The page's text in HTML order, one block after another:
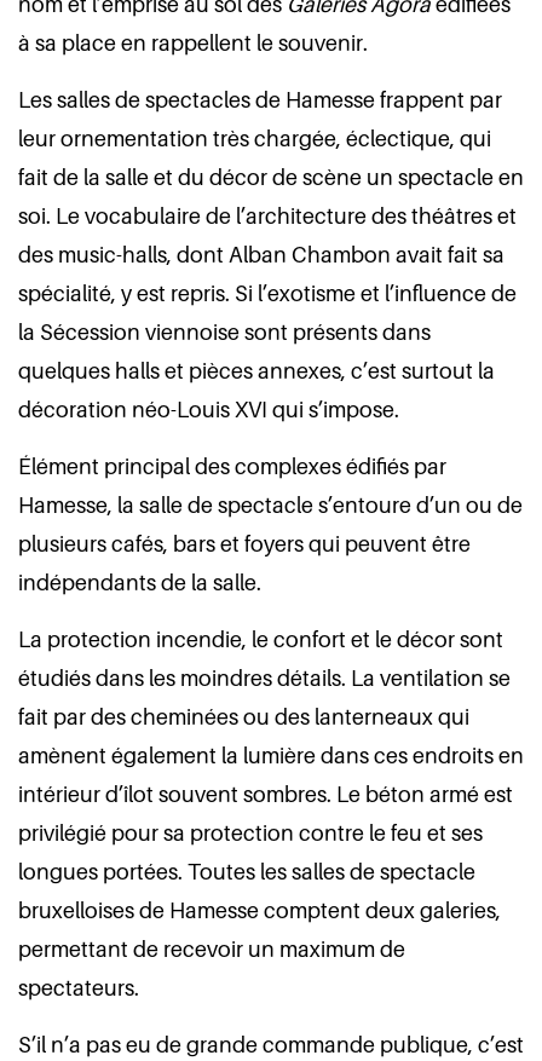
à sa place en rappellent le souvenir.
Les salles de spectacles de Hamesse frappent par
leur ornementation très chargée, éclectique, qui
fait de la salle et du décor de scène un spectacle en
soi. Le vocabulaire de l’architecture des théâtres et
des music-halls, dont Alban Chambon avait fait sa
spécialité, y est repris. Si l’exotisme et l’influence de
la Sécession viennoise sont présents dans
quelques halls et pièces annexes, c’est surtout la
décoration néo-Louis XVI qui s’impose.
Élément principal des complexes édifiés par
Hamesse, la salle de spectacle s’entoure d’un ou de
plusieurs cafés, bars et foyers qui peuvent être
indépendants de la salle.
La protection incendie, le confort et le décor sont
étudiés dans les moindres détails. La ventilation se
fait par des cheminées ou des lanterneaux qui
amènent également la lumière dans ces endroits en
intérieur d’îlot souvent sombres. Le béton armé est
privilégié pour sa protection contre le feu et ses
longues portées. Toutes les salles de spectacle
bruxelloises de Hamesse comptent deux galeries,
permettant de recevoir un maximum de
spectateurs.
S’il n’a pas eu de grande commande publique, c’est